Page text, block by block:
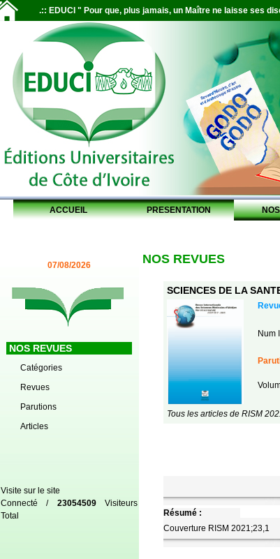
.:: EDUCI " Pour que, plus jamais, un Maître ne laisse ses
ACCUEIL PRESENTATION
07/08/2026
NOS REVUES
Catégories
Revues
Parutions
Articles
Visite sur le site
Connecté / 23054509Visiteurs
Total
NOS REVUES
SCIENCES DE LA
Num
Tous les articles de RISM
Résumé :
Couverture RISM 2021;23,1